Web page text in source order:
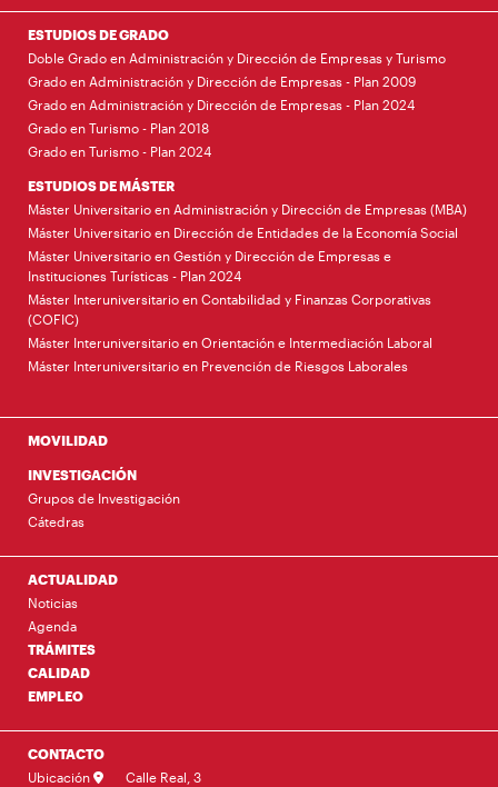
ESTUDIOS DE GRADO
Doble Grado en Administración y Dirección de Empresas y Turismo
Grado en Administración y Dirección de Empresas - Plan 2009
Grado en Administración y Dirección de Empresas - Plan 2024
Grado en Turismo - Plan 2018
Grado en Turismo - Plan 2024
ESTUDIOS DE MÁSTER
Máster Universitario en Administración y Dirección de Empresas (MBA)
Máster Universitario en Dirección de Entidades de la Economía Social
Máster Universitario en Gestión y Dirección de Empresas e
Instituciones Turísticas - Plan 2024
Máster Interuniversitario en Contabilidad y Finanzas Corporativas
(COFIC)
Máster Interuniversitario en Orientación e Intermediación Laboral
Máster Interuniversitario en Prevención de Riesgos Laborales
MOVILIDAD
INVESTIGACIÓN
Grupos de Investigación
Cátedras
ACTUALIDAD
Noticias
Agenda
TRÁMITES
CALIDAD
EMPLEO
CONTACTO
Ubicación
Calle Real, 3